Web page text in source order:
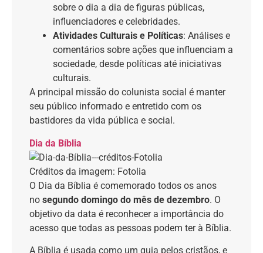
sobre o dia a dia de figuras públicas,
influenciadores e celebridades.
Atividades Culturais e Políticas: Análises e
comentários sobre ações que influenciam a
sociedade, desde políticas até iniciativas
culturais.
A principal missão do colunista social é manter
seu público informado e entretido com os
bastidores da vida pública e social.
Dia da Bíblia
Créditos da imagem: Fotolia
O Dia da Bíblia é comemorado todos os anos
no segundo domingo do mês de dezembro. O
objetivo da data é reconhecer a importância do
acesso que todas as pessoas podem ter à Bíblia.
A Bíblia é usada como um guia pelos cristãos, e